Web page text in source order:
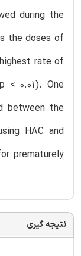
during the
the doses of
rate of
< 0.01). One
between the
HAC and
prematurely
نتیجه گیری